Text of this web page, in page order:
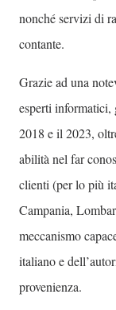
nonché servizi di
contante.
Grazie ad una
esperti informatici,
2018 e il 2023,
abilità nel far
clienti (per lo più
Campania,
meccanismo
italiano e
provenienza.